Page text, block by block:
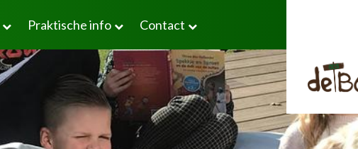
Praktische info Contact